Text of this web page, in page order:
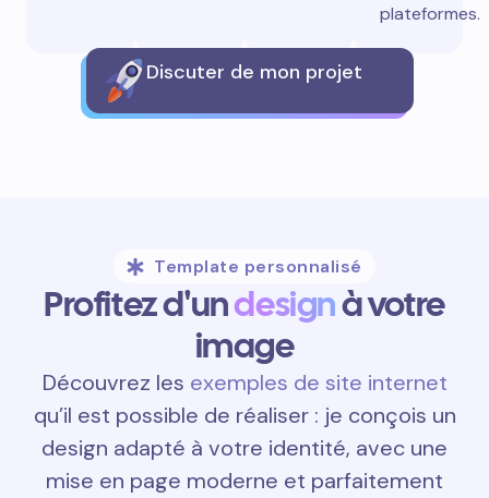
plateformes.
Discuter de mon projet
Template personnalisé
Profitez d'undesignà votre
image
Découvrez les exemples de site internet
qu’il est possible de réaliser : je conçois un
design adapté à votre identité, avec une
mise en page moderne et parfaitement